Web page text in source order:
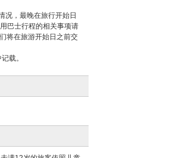
况，最晚在旅行开始日
巴士行程的相关事项请
将在旅游开始日之前交
载。